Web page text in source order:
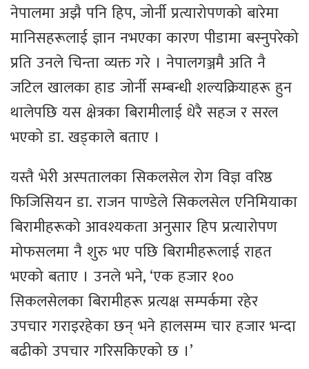
नेपालमा अझै पनि हिप, जोर्नी प्रत्यारोपणको बारेमा
मानिसहरूलाई ज्ञान नभएका कारण पीडामा बस्नुपरेको
प्रति उनले चिन्ता व्यक्त गरे । नेपालगञ्जमै अति नै
जटिल खालका हाड जोर्नी सम्बन्धी शल्यक्रियाहरू हुन
थालेपछि यस क्षेत्रका बिरामीलाई धेरै सहज र सरल
भएको डा. खड्काले बताए ।
यस्तै भेरी अस्पतालका सिकलसेल रोग विज्ञ वरिष्ठ
फिजिसियन डा. राजन पाण्डेले सिकलसेल एनिमियाका
बिरामीहरूको आवश्यकता अनुसार हिप प्रत्यारोपण
मोफसलमा नै शुरु भए पछि बिरामीहरूलाई राहत
भएको बताए । उनले भने, ‘एक हजार १००
सिकलसेलका बिरामीहरू प्रत्यक्ष सम्पर्कमा रहेर
उपचार गराइरहेका छन् भने हालसम्म चार हजार भन्दा
बढीको उपचार गरिसकिएको छ ।’